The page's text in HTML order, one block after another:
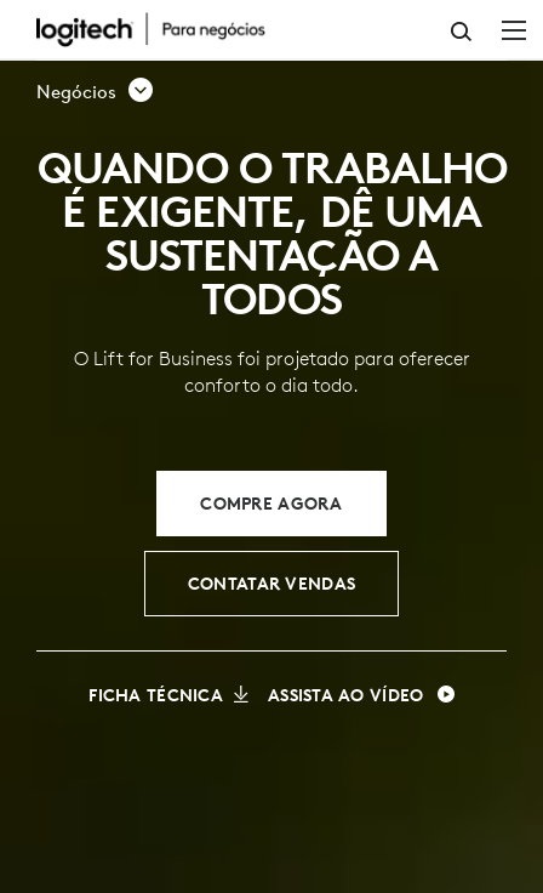
MOUSE
ERGONÔMICO
VERTICAL
FOR
BUSINESS
Negócios
QUANDO O TRABALHO
É EXIGENTE, DÊ UMA
SUSTENTAÇÃO A
TODOS
O Lift for Business foi projetado para oferecer
conforto o dia todo.
COMPRE AGORA
CONTATAR VENDAS
FICHA TÉCNICA ASSISTA AO VÍDEO